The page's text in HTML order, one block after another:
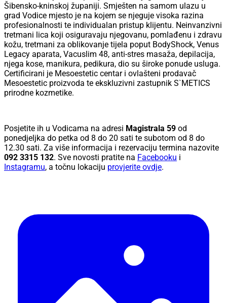
Šibensko-kninskoj županiji. Smješten na samom ulazu u
grad Vodice mjesto je na kojem se njeguje visoka razina
profesionalnosti te individualan pristup klijentu. Neinvanzivni
tretmani lica koji osiguravaju njegovanu, pomlađenu i zdravu
kožu, tretmani za oblikovanje tijela poput BodyShock, Venus
Legacy aparata, Vacuslim 48, anti-stres masaža, depilacija,
njega kose, manikura, pedikura, dio su široke ponude usluga.
Certificirani je Mesoestetic centar i ovlašteni prodavač
Mesoestetic proizvoda te ekskluzivni zastupnik S`METICS
prirodne kozmetike.
Posjetite ih u Vodicama na adresi Magistrala 59 od
ponedjeljka do petka od 8 do 20 sati te subotom od 8 do
12.30 sati. Za više informacija i rezervaciju termina nazovite
092 3315 132. Sve novosti pratite na Facebooku i
Instagramu, a točnu lokaciju provjerite ovdje.